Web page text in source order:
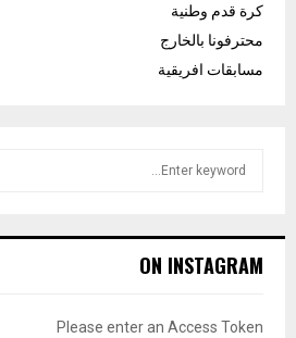
كرة قدم وطنية
محترفونا بالخارج
مسابقات افريقية
h
o
ON INSTAGRAM
Please enter an Access Token